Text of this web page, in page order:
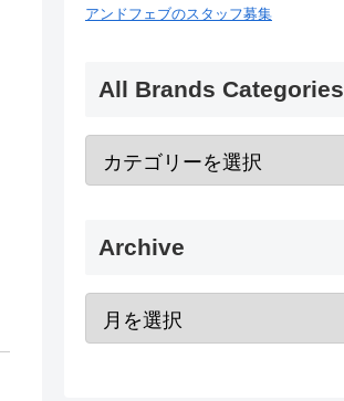
アンドフェブのスタッフ募集
All Brands Categories
Archive